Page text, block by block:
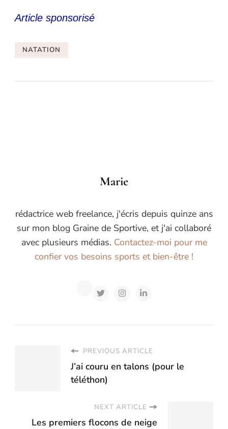
Article sponsorisé
NATATION
Marie
rédactrice web freelance, j'écris depuis quinze ans
sur mon blog Graine de Sportive, et j'ai collaboré
avec plusieurs médias. Contactez-moi pour me
confier vos besoins sports et bien-être !
PREVIOUS ARTICLE
J’ai couru en talons (pour le
téléthon)
NEXT ARTICLE
Les premiers flocons de neige